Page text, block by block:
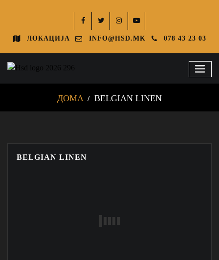
ЛОКАЦИЈА INFO@HSD.MK 078 43 23 03
ДОМА BELGIAN LINEN
BELGIAN LINEN